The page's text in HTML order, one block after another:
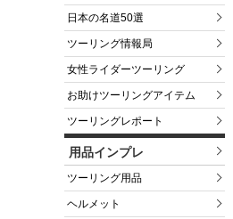
日本の名道50選
ツーリング情報局
女性ライダーツーリング
お助けツーリングアイテム
ツーリングレポート
用品インプレ
ツーリング用品
ヘルメット